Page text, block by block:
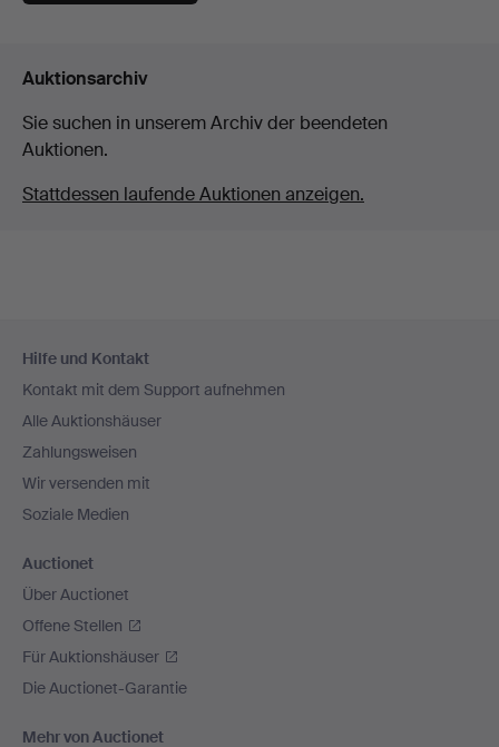
Auktionsarchiv
Sie suchen in unserem Archiv der beendeten
Auktionen.
Stattdessen laufende Auktionen anzeigen.
Navigation
Hilfe und Kontakt
Kontakt mit dem Support aufnehmen
Alle Auktionshäuser
Zahlungsweisen
Wir versenden mit
Soziale Medien
Auctionet
Über Auctionet
Offene Stellen
Für Auktionshäuser
Die Auctionet-Garantie
Mehr von Auctionet